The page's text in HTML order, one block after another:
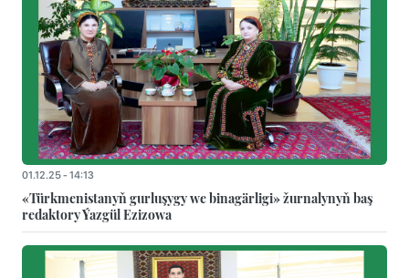
01.12.25 - 14:13
«Türkmenistanyň gurluşygy we binagärligi» žurnalynyň baş
redaktory Ýazgül Ezizowa